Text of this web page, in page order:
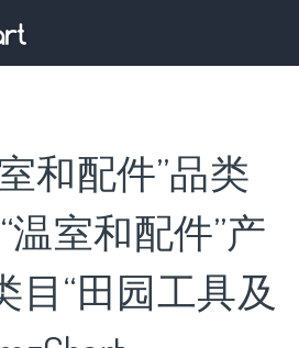
和配件”品类
室和配件”产
目“田园工具及